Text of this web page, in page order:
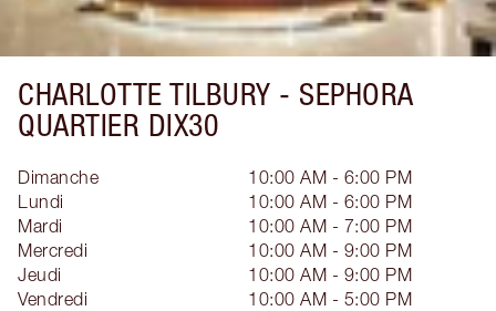
CHARLOTTE TILBURY - SEPHORA
QUARTIER DIX30
Dimanche
10:00 AM - 6:00 PM
Lundi
10:00 AM - 6:00 PM
Mardi
10:00 AM - 7:00 PM
Mercredi
10:00 AM - 9:00 PM
Jeudi
10:00 AM - 9:00 PM
Vendredi
10:00 AM - 5:00 PM